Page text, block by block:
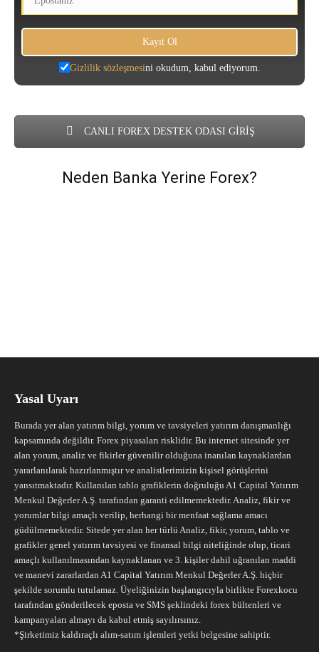
Gizlilik sözleşmesini okudum, kabul ediyorum.
CANLI FOREX DESTEK ODASI GİRİŞ
Neden Banka Yerine Forex?
Yasal Uyarı
Burada yer alan yatırım bilgi, yorum ve tavsiyeleri yatırım danışmanlığı
kapsamında değildir. Forex piyasaları risklidir. Bu internet sitesinde yer
alan yorum, analiz ve fikirler güvenilir olduğuna inanılan kaynaklardan
yararlanılarak hazırlanmıştır ve analistlerimizin kişisel görüşlerini
yansıtmaktadır. Kullanılan tablo grafiklerin doğruluğu A1 Capital Yatırım
Menkul Değerler A.Ş. tarafından garanti edilmemektedir. Analiz, fikir ve
yorumlar bilgi amaçlı verilip, herhangi bir menfaat sağlama amacı
güdülmemektedir. Sitede yer alan her türlü Analiz, fikir, yorum, tablo ve
grafikler genel yatırım tavsiyesi ve finansal bilgi niteliğinde olup, ticari
amaçlı kullanılmasından kaynaklanan ve 3. kişiler dahil uğranılan maddi
ve manevi zararlardan A1 Capital Yatırım Menkul Değerler A.Ş. hiçbir
şekilde sorumlu tutulamaz. Üyeliğinizin başlangıcıyla birlikte Forexkocu
tarafından gönderilecek eposta ve SMS şeklindeki forex bültenleri ve
kampanyaları almayı da kabul etmiş sayılırsınız.
*Şirketimiz kaldıraçlı alım-satım işlemleri yetki belgesine sahiptir.